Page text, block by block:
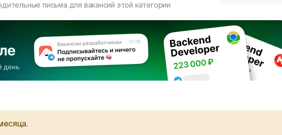
письма для вакансий этой категории